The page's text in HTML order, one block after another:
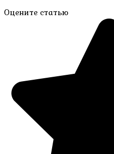
Оцените статью